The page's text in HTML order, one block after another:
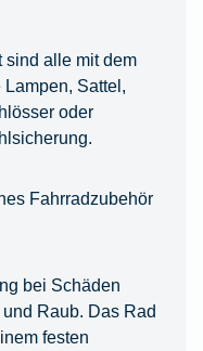
sind alle mit dem
Sattel,
oder
Fahrradzubehör
bei Schäden
Raub. Das Rad
festen